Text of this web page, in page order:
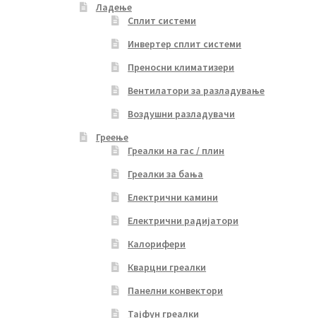
Ладење
Сплит системи
Инвертер сплит системи
Преносни климатизери
Вентилатори за разладување
Воздушни разладувачи
Греење
Греалки на гас / плин
Греалки за бања
Електрични камини
Електрични радијатори
Калорифери
Кварцни греалки
Панелни конвектори
Тајфун греалки